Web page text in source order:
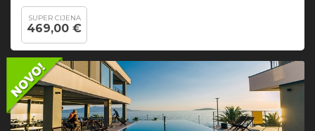
SUPER CIJENA
469,00 €